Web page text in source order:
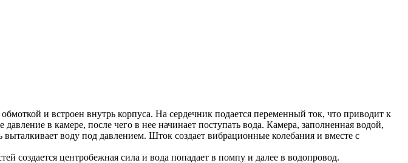
и встроен внутрь корпуса. На сердечник подается переменный ток, что приводит к
в камере, после чего в нее начинает поступать вода. Камера, заполненная водой,
воду под давлением. Шток создает вибрационные колебания и вместе с
создается центробежная сила и вода попадает в помпу и далее в водопровод.